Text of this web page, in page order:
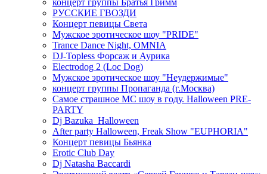
концерт группы Братья Гримм
РУССКИЕ ГВОЗДИ
Концерт певицы Света
Мужское эротическое шоу "PRIDE"
Trance Dance Night, OMNIA
DJ-Topless Форсаж и Аурика
Electrodog 2 (Loc Dog)
Мужское эротическое шоу "Неудержимые"
концерт группы Пропаганда (г.Москва)
Самое страшное МС шоу в году. Halloween PRE-
PARTY
Dj Bazuka_Halloween
After party Halloween, Freak Show "EUPHORIA"
Концерт певицы Бьянка
Erotic Club Day
Dj Natasha Baccardi